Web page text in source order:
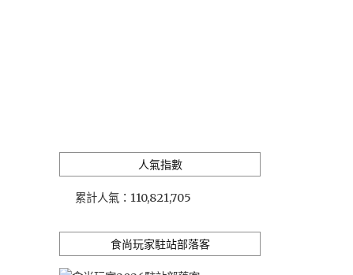
人氣指數
累計人氣： 110,821,705
食尚玩家駐站部落客